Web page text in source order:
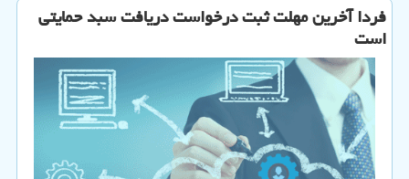
فردا آخرین مهلت ثبت درخواست دریافت سبد حمایتی
است